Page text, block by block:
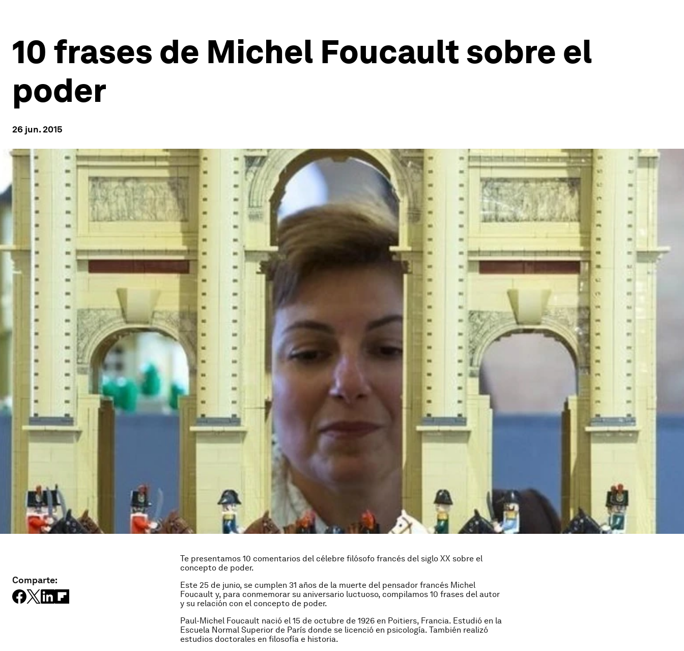
10 frases de Michel Foucault sobre el
poder
26 jun. 2015
Comparte:
Te presentamos 10 comentarios del célebre filósofo francés del siglo XX sobre el
concepto de poder.
Este 25 de junio, se cumplen 31 años de la muerte del pensador francés Michel
Foucault y, para conmemorar su aniversario luctuoso, compilamos 10 frases del autor
y su relación con el concepto de poder.
Paul-Michel Foucault nació el 15 de octubre de 1926 en Poitiers, Francia. Estudió en la
Escuela Normal Superior de París donde se licenció en psicología. También realizó
estudios doctorales en filosofía e historia.